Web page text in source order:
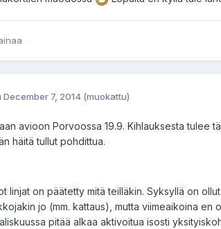
December 7, 2014 (muokattu)
avioon Porvoossa 19.9. Kihlauksesta tulee
häitä tullut pohdittua.
linjat on päätetty mitä teilläkin. Syksyllä on
jo (mm. kattaus), mutta viimeaikoina en
pitää alkaa aktivoitua isosti